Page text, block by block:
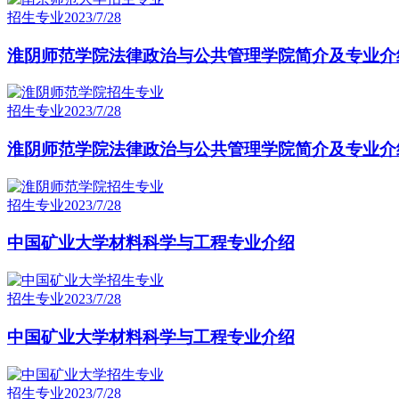
招生专业2023/7/28
淮阴师范学院法律政治与公共管理学院简介及专业
招生专业2023/7/28
淮阴师范学院法律政治与公共管理学院简介及专业
招生专业2023/7/28
中国矿业大学材料科学与工程专业介绍
招生专业2023/7/28
中国矿业大学材料科学与工程专业介绍
招生专业2023/7/28